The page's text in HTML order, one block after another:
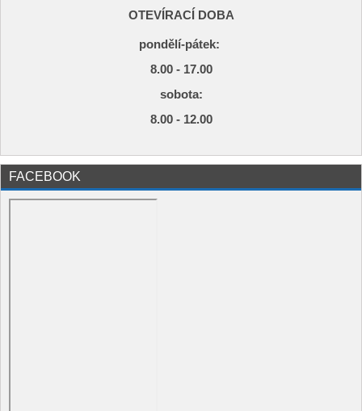
OTEVÍRACÍ DOBA
pondělí-pátek:
8.00 - 17.00
sobota:
8.00 - 12.00
FACEBOOK